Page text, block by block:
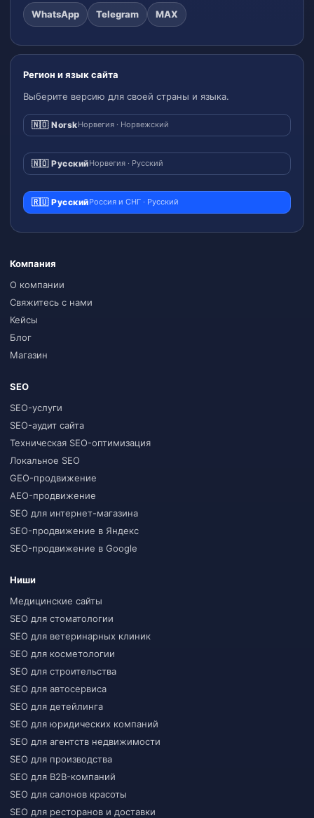
WhatsApp Telegram MAX
Регион и язык сайта
Выберите версию для своей страны и языка.
🇳🇴 NorskНорвегия · Норвежский
🇳🇴 РусскийНорвегия · Русский
🇷🇺 РусскийРоссия и СНГ · Русский
Компания
О компании
Свяжитесь с нами
Кейсы
Блог
Магазин
SEO
SEO-услуги
SEO-аудит сайта
Техническая SEO-оптимизация
Локальное SEO
GEO-продвижение
AEO-продвижение
SEO для интернет-магазина
SEO-продвижение в Яндекс
SEO-продвижение в Google
Ниши
Медицинские сайты
SEO для стоматологии
SEO для ветеринарных клиник
SEO для косметологии
SEO для строительства
SEO для автосервиса
SEO для детейлинга
SEO для юридических компаний
SEO для агентств недвижимости
SEO для производства
SEO для B2B-компаний
SEO для салонов красоты
SEO для ресторанов и доставки